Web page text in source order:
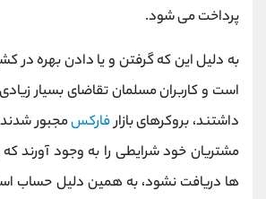
پرداخت می شود.
به دلیل این که گرفتن و یا دادن بهره در
است و کاربران مسلمان تقاضای بسیار
داشتند، بروکرهای بازارفارکسمجبور
مشتریان خود شرایطی را به وجود آورند
ها دریافت نشود، به همین دلیل حساب